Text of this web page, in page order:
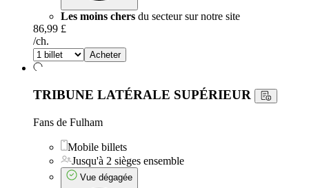
Les moins chers du secteur sur notre site
86,99 £
/ch.
Acheter
TRIBUNE LATÉRALE SUPÉRIEUR
Fans de Fulham
Mobile billets
Jusqu'à 2 sièges ensemble
Vue dégagée